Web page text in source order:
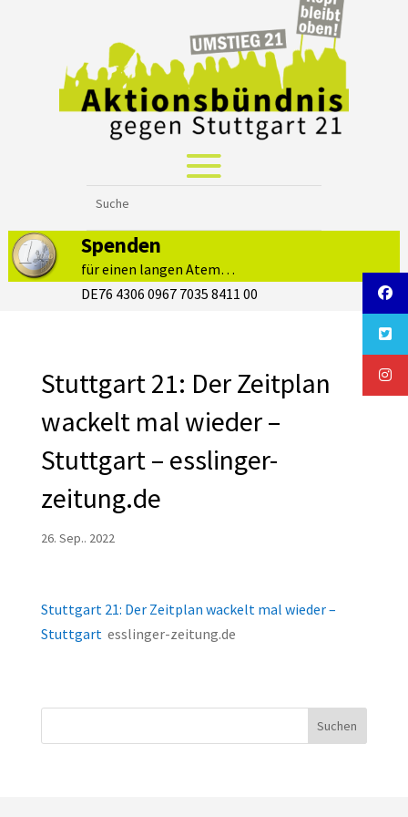
Spenden
für einen langen Atem…
DE76 4306 0967 7035 8411 00
Stuttgart 21: Der Zeitplan
wackelt mal wieder –
Stuttgart – esslinger-
zeitung.de
26. Sep.. 2022
Stuttgart 21: Der Zeitplan wackelt mal wieder –
Stuttgart esslinger-zeitung.de
Suchen